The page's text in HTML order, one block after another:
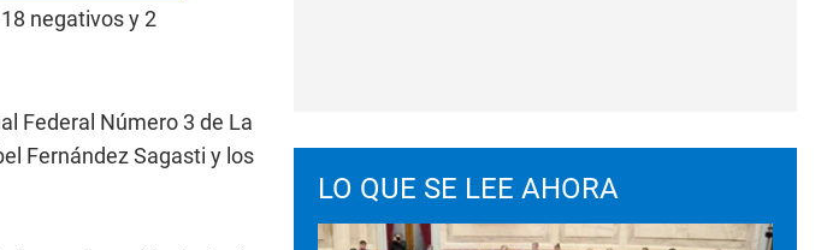
negativos y 2
Federal Número 3 de La
Fernández Sagasti y los
LO QUE SE LEE AHORA